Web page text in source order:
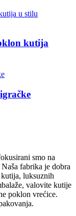
kutija
smo na
fabrika je dobra
luksuznih
valovite kutije
poklon vrećice.